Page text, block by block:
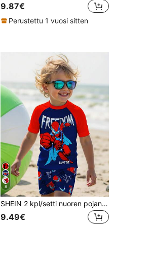
9.87€
Perustettu 1 vuosi sitten
8
SHEIN 2 kpl/setti nuoren pojan rento löysä pyöreä kaula-aukkoinen lyhythihainen t-paita ja shortsit uima-asut, sopivat kesälle, klassinen hämähäkkisankari-graafinen painatus, hämähäkinverkkokuvio, sopivat surffaukseen, uimiseen, rannalle
9.49€